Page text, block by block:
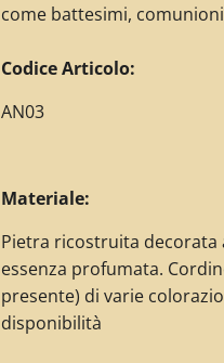
come battesimi,
Codice Articolo:
AN03
Materiale:
Pietra ricostruita decorata
essenza profumata.
presente) di varie
disponibilità